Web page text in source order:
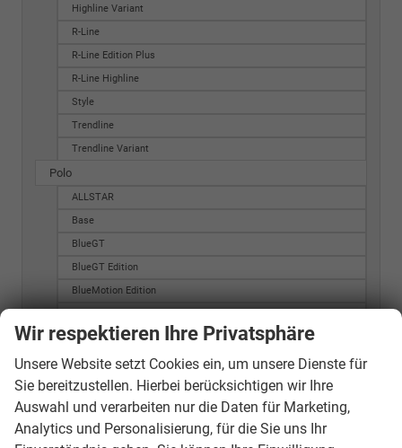
Highline Variant
R-Line
R-Line Edition Plus
R-Line Highline
Style
Trendline
Trendline Variant
Polo
ALLSTAR
Base
BlueGT
BlueGT Edition
BlueMotion Edition
BlueMotion Edition 5-Türig
Comfort
Comfort Edition
Comfortline
Comfortline "Aktion"
Wir respektieren Ihre Privatsphäre
Unsere Website setzt Cookies ein, um unsere Dienste für
Sie bereitzustellen. Hierbei berücksichtigen wir Ihre
Auswahl und verarbeiten nur die Daten für Marketing,
Analytics und Personalisierung, für die Sie uns Ihr